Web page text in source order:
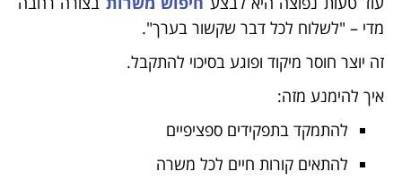
מדי – "לשלוח לכל דבר שקשור בערך".
זה יוצר חוסר מיקוד ופוגע בסיכוי להתקבל.
איך להימנע מזה:
להתמקד בתפקידים ספציפיים
להתאים קורות חיים לכל משרה